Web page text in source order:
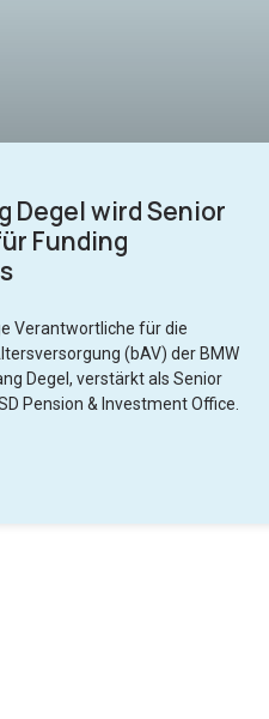
Degel wird Senior
Funding
Verantwortliche für die
(bAV) der BMW
Degel, verstärkt als Senior
Pension & Investment Office.